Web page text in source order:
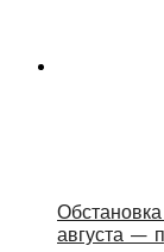
августа —